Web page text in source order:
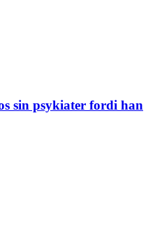
sin psykiater fordi han